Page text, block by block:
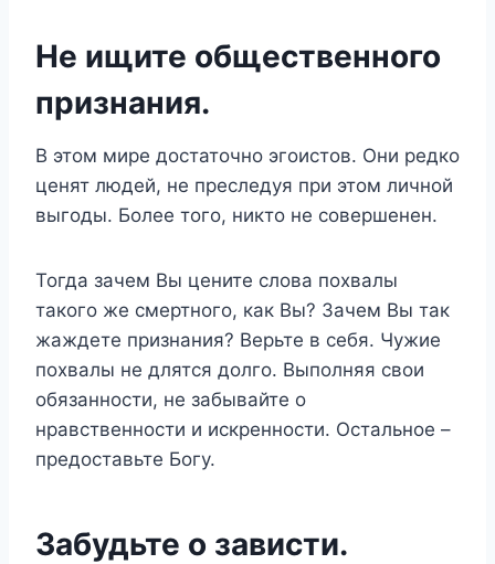
Не ищите общественного
признания.
В этом мире достаточно эгоистов. Они редко
ценят людей, не преследуя при этом личной
выгоды. Более того, никто не совершенен.
Тогда зачем Вы цените слова похвалы
такого же смертного, как Вы? Зачем Вы так
жаждете признания? Верьте в себя. Чужие
похвалы не длятся долго. Выполняя свои
обязанности, не забывайте о
нравственности и искренности. Остальное –
предоставьте Богу.
Забудьте о зависти.